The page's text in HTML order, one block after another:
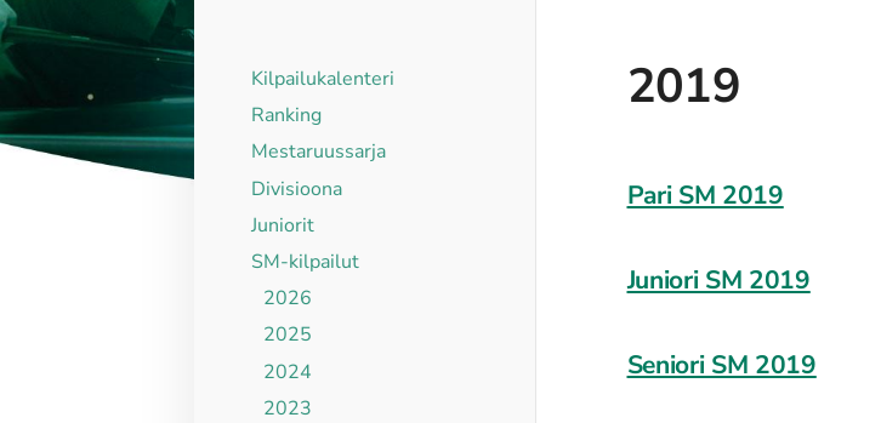
Kilpailukalenteri
Ranking
Mestaruussarja
Divisioona
Juniorit
SM-kilpailut
2026
2025
2024
2023
2019
Pari SM 2019
Juniori SM 2019
Seniori SM 2019